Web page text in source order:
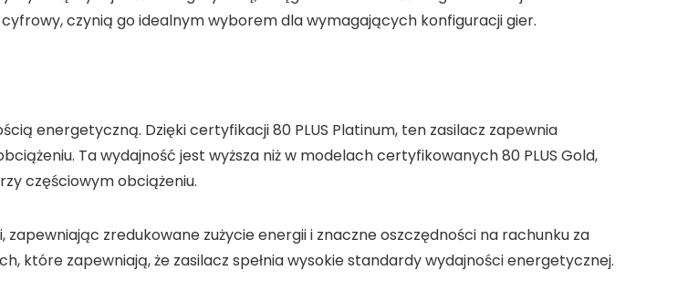
czynią go idealnym wyborem dla wymagających konfiguracji gier.
energetyczną. Dzięki certyfikacji 80 PLUS Platinum, ten zasilacz zapewnia
Ta wydajność jest wyższa niż w modelach certyfikowanych 80 PLUS Gold,
częściowym obciążeniu.
zredukowane zużycie energii i znaczne oszczędności na rachunku za
zapewniają, że zasilacz spełnia wysokie standardy wydajności energetycznej.